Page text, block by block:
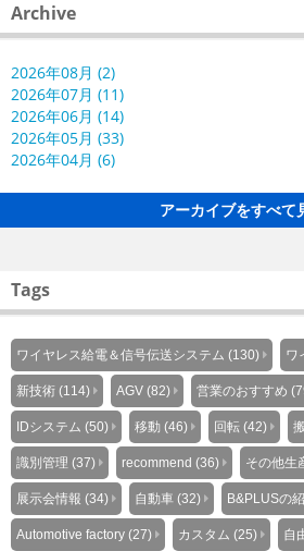
Archive
2026年08月 (2)
2026年07月 (11)
2026年06月 (14)
2026年05月 (33)
2026年04月 (6)
アーカイブをすべて
Tags
ワイヤレス給電＆信号伝送システム (130) ワ
新技術 (114) AGV (82) 営業のおすすめ
IDシステム (50) 移動 (46) 回転 (42)
識別管理 (37) recommend (36) その他生
展示会情報 (34) 自動車 (32) B&PLUSの
Automotive factory (27) カスタム (25) 自